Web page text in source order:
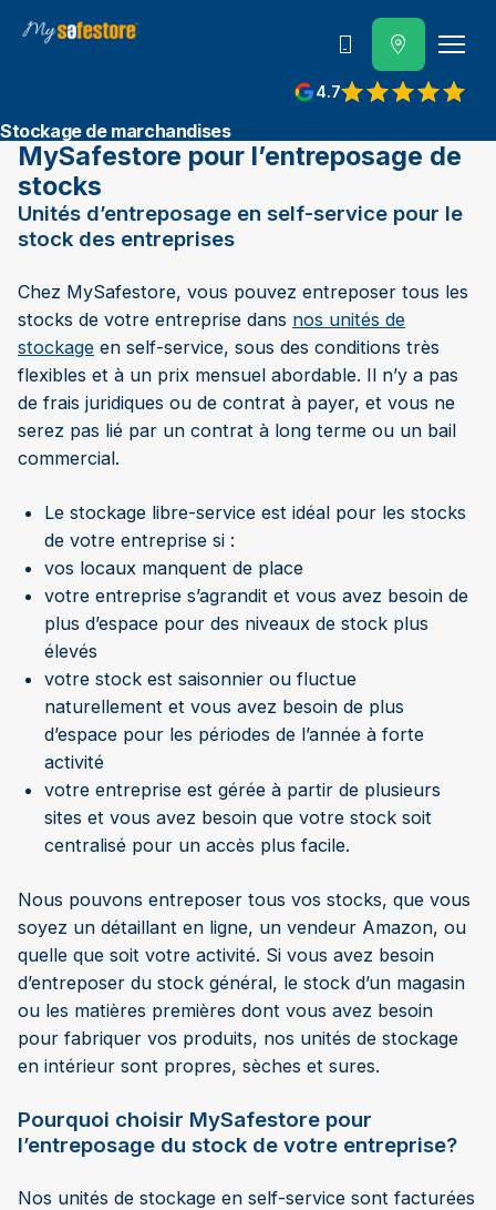
4.7
Contactez-nous
Stockage de marchandises
MySafestore pour l’entreposage de
stocks
Unités d’entreposage en self-service pour le
stock des entreprises
Chez MySafestore, vous pouvez entreposer tous les
stocks de votre entreprise dans nos unités de
stockage en self-service, sous des conditions très
flexibles et à un prix mensuel abordable. Il n’y a pas
de frais juridiques ou de contrat à payer, et vous ne
serez pas lié par un contrat à long terme ou un bail
commercial.
Le stockage libre-service est idéal pour les stocks
de votre entreprise si :
vos locaux manquent de place
votre entreprise s’agrandit et vous avez besoin de
plus d’espace pour des niveaux de stock plus
élevés
votre stock est saisonnier ou fluctue
naturellement et vous avez besoin de plus
d’espace pour les périodes de l’année à forte
activité
votre entreprise est gérée à partir de plusieurs
sites et vous avez besoin que votre stock soit
centralisé pour un accès plus facile.
Nous pouvons entreposer tous vos stocks, que vous
soyez un détaillant en ligne, un vendeur Amazon, ou
quelle que soit votre activité. Si vous avez besoin
d’entreposer du stock général, le stock d’un magasin
ou les matières premières dont vous avez besoin
pour fabriquer vos produits, nos unités de stockage
en intérieur sont propres, sèches et sures.
Pourquoi choisir MySafestore pour
l’entreposage du stock de votre entreprise?
Nos unités de stockage en self-service sont facturées